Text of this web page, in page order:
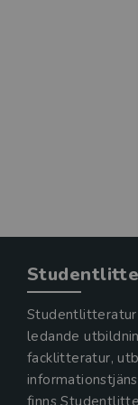
Studentlitteratur
ledande
facklitteratur,
finns